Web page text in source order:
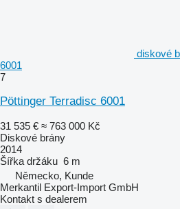
diskové
6001
7
Pöttinger Terradisc 6001
31 535 € ≈ 763 000 Kč
Diskové brány
2014
Šířka držáku 6 m
Německo, Kunde
Merkantil Export-Import GmbH
Kontakt s dealerem